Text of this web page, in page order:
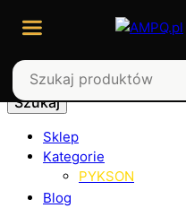
Szukaj
Sklep
Kategorie
PYKSON
Blog